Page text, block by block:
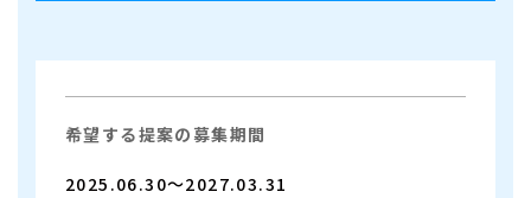
希望する提案の募集期間
2025.06.30〜2027.03.31